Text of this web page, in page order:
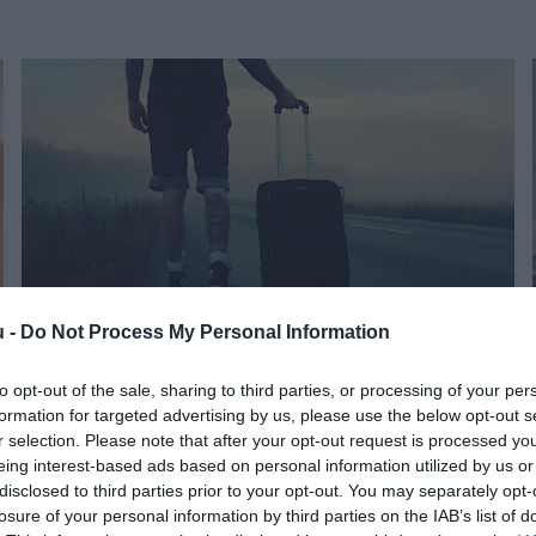
- Do Not Process My Personal Information
opt-out of the sale, sharing to third parties, or processing of your
for targeted advertising by us, please use the below opt-out
selection. Please note that after your opt-out request is processed
interest-based ads based on personal information utilized by us
to third parties prior to your opt-out. You may separately
of your personal information by third parties on the IAB’s list of
MUNKA (X)
Külföldi munka: 5 jel, hogy eljött a váltás ideje
„Már nem tesz boldoggá, nem érzem magam megbecsülve, nincs